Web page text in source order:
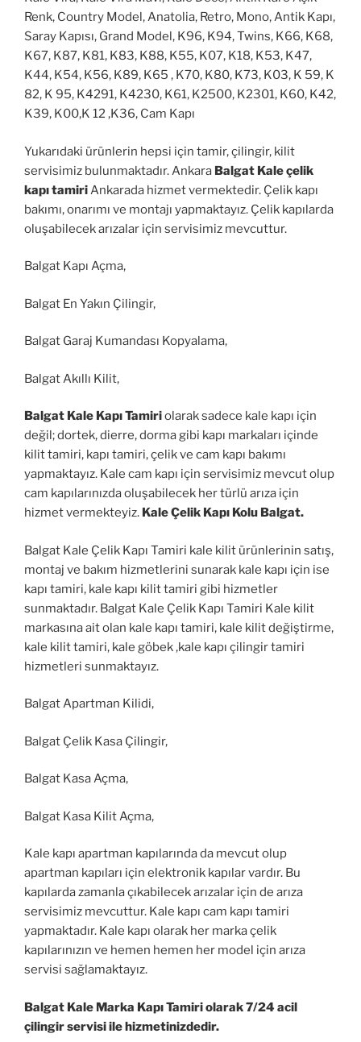
Renk, Country Model, Anatolia, Retro, Mono, Antik Kapı,
Saray Kapısı, Grand Model, K96, K94, Twins, K66, K68,
K67, K87, K81, K83, K88, K55, K07, K18, K53, K47,
K44, K54, K56, K89, K65 , K70, K80, K73, K03, K 59, K
82, K 95, K4291, K4230, K61, K2500, K2301, K60, K42,
K39, K00,K 12 ,K36, Cam Kapı
Yukarıdaki ürünlerin hepsi için tamir, çilingir, kilit
servisimiz bulunmaktadır. Ankara Balgat Kale çelik
kapı tamiri Ankarada hizmet vermektedir. Çelik kapı
bakımı, onarımı ve montajı yapmaktayız. Çelik kapılarda
oluşabilecek arızalar için servisimiz mevcuttur.
Balgat Kapı Açma,
Balgat En Yakın Çilingir,
Balgat Garaj Kumandası Kopyalama,
Balgat Akıllı Kilit,
Balgat Kale Kapı Tamiriolarak sadece kale kapı için
değil; dortek, dierre, dorma gibi kapı markaları içinde
kilit tamiri, kapı tamiri, çelik ve cam kapı bakımı
yapmaktayız. Kale cam kapı için servisimiz mevcut olup
cam kapılarınızda oluşabilecek her türlü arıza için
hizmet vermekteyiz. Kale Çelik Kapı Kolu Balgat.
Balgat Kale Çelik Kapı Tamiri kale kilit ürünlerinin satış,
montaj ve bakım hizmetlerini sunarak kale kapı için ise
kapı tamiri, kale kapı kilit tamiri gibi hizmetler
sunmaktadır. Balgat Kale Çelik Kapı Tamiri Kale kilit
markasına ait olan kale kapı tamiri, kale kilit değiştirme,
kale kilit tamiri, kale göbek ,kale kapı çilingir tamiri
hizmetleri sunmaktayız.
Balgat Apartman Kilidi,
Balgat Çelik Kasa Çilingir,
Balgat Kasa Açma,
Balgat Kasa Kilit Açma,
Kale kapı apartman kapılarında da mevcut olup
apartman kapıları için elektronik kapılar vardır. Bu
kapılarda zamanla çıkabilecek arızalar için de arıza
servisimiz mevcuttur. Kale kapı cam kapı tamiri
yapmaktadır. Kale kapı olarak her marka çelik
kapılarınızın ve hemen hemen her model için arıza
servisi sağlamaktayız.
Balgat Kale Marka Kapı Tamiri olarak 7/24 acil
çilingir servisi ile hizmetinizdedir.